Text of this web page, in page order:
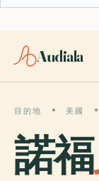
Audiala
目的地 美國
諾福